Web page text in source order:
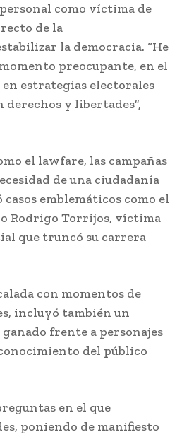
como víctima de
de la
la democracia. “He
preocupante, en el
estrategias electorales
y libertades”,
el lawfare, las campañas
de una ciudadanía
emblemáticos como el
Rodrigo Torrijos, víctima
que truncó su carrera
con momentos de
incluyó también un
ganado frente a personajes
del público
en el que
poniendo de manifiesto